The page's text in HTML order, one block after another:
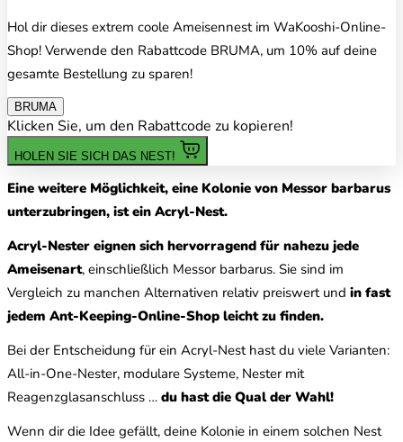
Hol dir dieses extrem coole Ameisennest im WaKooshi-Online-
Shop! Verwende den Rabattcode BRUMA, um 10% auf deine
gesamte Bestellung zu sparen!
BRUMA
Klicken Sie, um den Rabattcode zu kopieren!
HOLEN SIE SICH DAS NEST!
Eine weitere Möglichkeit, eine Kolonie von Messor barbarus
unterzubringen, ist ein Acryl-Nest.
Acryl-Nester eignen sich hervorragend für nahezu jede
Ameisenart, einschließlich Messor barbarus. Sie sind im
Vergleich zu manchen Alternativen relativ preiswert und in fast
jedem Ant-Keeping-Online-Shop leicht zu finden.
Bei der Entscheidung für ein Acryl-Nest hast du viele Varianten:
All-in-One-Nester, modulare Systeme, Nester mit
Reagenzglasanschluss … du hast die Qual der Wahl!
Wenn dir die Idee gefällt, deine Kolonie in einem solchen Nest